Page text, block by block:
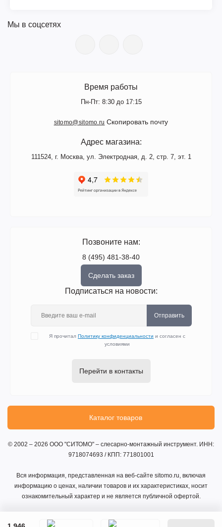
Гарантия
Документы
Поступление товара
Мы в соцсетях
Время работы
Пн-Пт: 8:30 до 17:15
sitomo@sitomo.ru Скопировать почту
Адрес магазина:
111524, г. Москва, ул. Электродная, д. 2, стр. 7, эт. 1
Позвоните нам:
8 (495) 481-38-40
Сделать заказ
Подписаться на новости:
Отправить
Я прочитал Политику конфиденциальности и согласен с
условиями
Перейти в контакты
Каталог товаров
© 2002 – 2026 ООО "СИТОМО" – слесарно-монтажный инструмент. ИНН:
9718074693 / КПП: 771801001
Вся информация, представленная на веб-сайте sitomo.ru, включая
информацию о ценах, наличии товаров и их характеристиках, носит
ознакомительный характер и не является публичной офертой.